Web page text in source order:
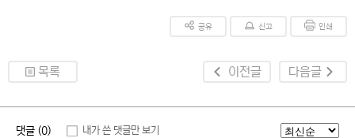
공유 신고 인쇄
목록 이전글 다음글
댓글 (0) 내가 쓴 댓글만 보기